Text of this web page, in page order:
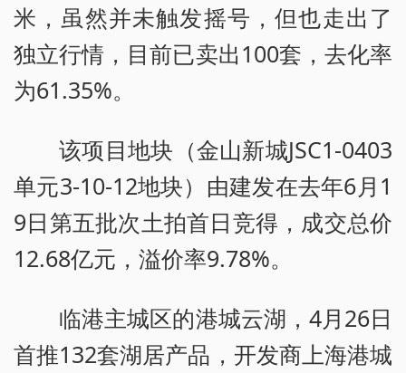
米，虽然并未触发摇号，但也走出了
独立行情，目前已卖出100套，去化率
为61.35%。
该项目地块（金山新城JSC1-0403
单元3-10-12地块）由建发在去年6月1
9日第五批次土拍首日竞得，成交总价
12.68亿元，溢价率9.78%。
临港主城区的港城云湖，4月26日
首推132套湖居产品，开发商上海港城